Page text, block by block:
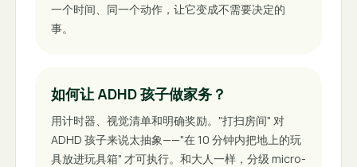
一个时间、同一个动作，让它变成不需要决定的
事。
如何让 ADHD 孩子做家务？
用计时器、视觉清单和明确奖励。"打扫房间" 对
ADHD 孩子来说太抽象——"在 10 分钟内把地上的玩
具放进玩具箱" 才可执行。和大人一样，分级 micro-